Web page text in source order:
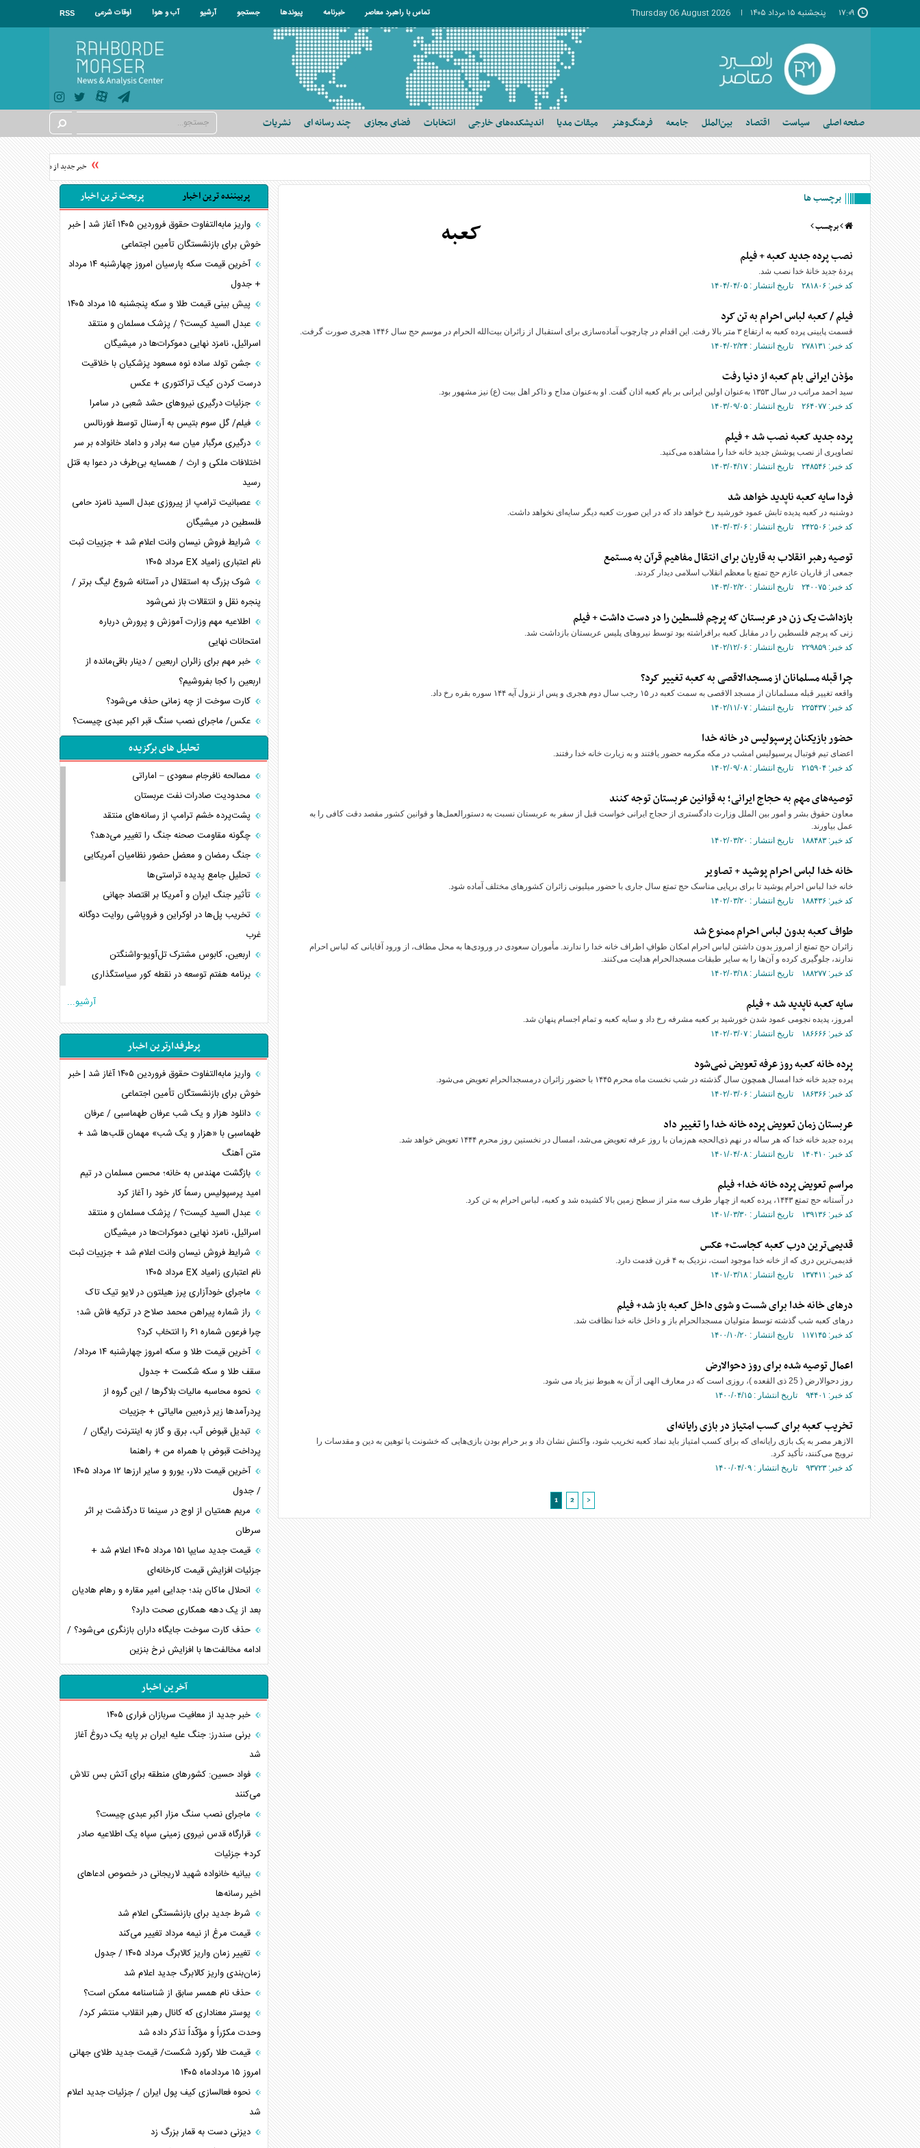
۱۷:۰۹ پنجشنبه ۱۵ مرداد ۱۴۰۵ Thursday 06 August 2026 تماس با راهبرد معاصر خبرنامه پیوندها جستجو آرشیو آب و هوا اوقات شرعی RSS
صفحه اصلی سیاست اقتصاد بین‌الملل جامعه فرهنگ‌وهنر میقات مدیا اندیشکده‌های خارجی انتخابات فضای مجازی چند رسانه ای نشریات
خبر جدید از معافیت سربازان فراری
برچسب ها
برچسب کعبه
نصب پرده جدید کعبه + فیلم
پردهٔ جدید خانهٔ خدا نصب شد.
کد خبر: ۲۸۱۸۰۶ تاریخ انتشار : ۱۴۰۴/۰۴/۰۵
فیلم / کعبه لباس احرام به تن کرد
قسمت پایینی پرده کعبه به ارتفاع ۳ متر بالا رفت. این اقدام در چارچوب آماده‌سازی برای استقبال از زائران بیت‌الله الحرام در موسم حج سال ۱۴۴۶ هجری صورت گرفت.
کد خبر: ۲۷۸۱۳۱ تاریخ انتشار : ۱۴۰۴/۰۲/۲۴
مؤذن ایرانی بام کعبه از دنیا رفت
سید احمد مراتب در سال ۱۳۵۳ به‌عنوان اولین ایرانی بر بام کعبه اذان گفت. او به‌عنوان مداح و ذاکر اهل بیت (ع) نیز مشهور بود.
کد خبر: ۲۶۴۰۷۷ تاریخ انتشار : ۱۴۰۳/۰۹/۰۵
پرده جدید کعبه نصب شد + فیلم
تصاویری از نصب پوشش جدید خانه خدا را مشاهده می‌کنید.
کد خبر: ۲۴۸۵۴۶ تاریخ انتشار : ۱۴۰۳/۰۴/۱۷
فردا سایه کعبه ناپدید خواهد شد
دوشنبه در کعبه پدیده تابش عمود خورشید رخ خواهد داد که در این صورت کعبه دیگر سایه‌ای نخواهد داشت.
کد خبر: ۲۴۲۵۰۶ تاریخ انتشار : ۱۴۰۳/۰۳/۰۶
توصیه رهبر انقلاب به قاریان برای انتقال مفاهیم قرآن به مستمع
جمعی از قاریان عازم حج تمتع با معظم انقلاب اسلامی دیدار کردند.
کد خبر: ۲۴۰۰۷۵ تاریخ انتشار : ۱۴۰۳/۰۲/۲۰
بازداشت یک زن در عربستان که پرچم فلسطین را در دست داشت + فیلم
زنی که پرچم فلسطین را در مقابل کعبه برافراشته بود توسط نیرو‌های پلیس عربستان بازداشت شد.
کد خبر: ۲۲۹۸۵۹ تاریخ انتشار : ۱۴۰۲/۱۲/۰۶
چرا قبله مسلمانان از مسجدالاقصی به کعبه تغییر کرد؟
واقعه تغییر قبله مسلمانان از مسجد الاقصی به سمت کعبه در ۱۵ رجب سال دوم هجری و پس از نزول آیه ۱۴۴ سوره بقره رخ داد.
کد خبر: ۲۲۵۴۳۷ تاریخ انتشار : ۱۴۰۲/۱۱/۰۷
حضور بازیکنان پرسپولیس در خانه خدا
اعضای تیم فوتبال پرسپولیس امشب در مکه مکرمه حضور یافتند و به زیارت خانه خدا رفتند.
کد خبر: ۲۱۵۹۰۴ تاریخ انتشار : ۱۴۰۲/۰۹/۰۸
توصیه‌های مهم به حجاج ایرانی؛ به قوانین عربستان توجه کنند
معاون حقوق بشر و امور بین الملل وزارت دادگستری از حجاج ایرانی خواست قبل از سفر به عربستان نسبت به دستورالعمل‌ها و قوانین کشور مقصد دقت کافی را به
عمل بیاورند.
کد خبر: ۱۸۸۴۸۳ تاریخ انتشار : ۱۴۰۲/۰۳/۲۰
خانه خدا لباس احرام پوشید + تصاویر
خانه خدا لباس احرام پوشید تا برای برپایی مناسک حج تمتع سال جاری با حضور میلیونی زائران کشورهای مختلف آماده شود.
کد خبر: ۱۸۸۴۳۶ تاریخ انتشار : ۱۴۰۲/۰۳/۲۰
طواف کعبه بدون لباس احرام ممنوع شد
زائران حج تمتع از امروز بدون داشتن لباس احرام امکان طوافِ اطراف خانه خدا را ندارند. مأموران سعودی در ورودی‌ها به محل مطاف، از ورود آقایانی که لباس احرام
ندارند، جلوگیری کرده و آن‌ها را به سایر طبقات مسجدالحرام هدایت می‌کنند.
کد خبر: ۱۸۸۲۷۷ تاریخ انتشار : ۱۴۰۲/۰۳/۱۸
سایه کعبه ناپدید شد + فیلم
امروز، پدیده نجومی عمود شدن خورشید بر کعبه مشرفه رخ داد و سایه کعبه و تمام اجسام پنهان شد.
کد خبر: ۱۸۶۶۶۶ تاریخ انتشار : ۱۴۰۲/۰۳/۰۷
پرده خانه کعبه روز عرفه تعویض نمی‌شود
پرده جدید خانه خدا امسال همچون سال گذشته در شب نخست ماه محرم ۱۴۴۵ با حضور زائران درمسجدالحرام تعویض می‌شود.
کد خبر: ۱۸۶۳۶۶ تاریخ انتشار : ۱۴۰۲/۰۳/۰۶
عربستان زمان تعویض پرده خانه خدا را تغییر داد
پرده جدید خانه خدا که هر ساله در نهم ذی‌الحجه هم‌زمان با روز عرفه تعویض می‌شد، امسال در نخستین روز محرم ۱۴۴۴ تعویض خواهد شد.
کد خبر: ۱۴۰۴۱۰ تاریخ انتشار : ۱۴۰۱/۰۴/۰۸
مراسم تعویض پرده خانه خدا+ فیلم
در آستانه حج تمتع ۱۴۴۳، پرده کعبه از چهار طرف سه متر از سطح زمین بالا کشیده شد و کعبه، لباس احرام به تن کرد.
کد خبر: ۱۳۹۱۳۶ تاریخ انتشار : ۱۴۰۱/۰۳/۳۰
قدیمی‌ترین درب کعبه کجاست+ عکس
قدیمی‌ترین دری که از خانه خدا موجود است، نزدیک به ۴ قرن قدمت دارد.
کد خبر: ۱۳۷۴۱۱ تاریخ انتشار : ۱۴۰۱/۰۳/۱۸
در‌های خانه خدا برای شست و شوی داخل کعبه باز شد+ فیلم
در‌های کعبه شب گذشته توسط متولیان مسجدالحرام باز و داخل خانه خدا نظافت شد.
کد خبر: ۱۱۷۱۴۵ تاریخ انتشار : ۱۴۰۰/۱۰/۲۰
اعمال توصیه شده برای روز دحوالارض
روز دحوالارض ( 25 ذی القعده )، روزی است که در معارف الهی از آن به هبوط نیز یاد می شود.
کد خبر: ۹۴۴۰۱ تاریخ انتشار : ۱۴۰۰/۰۴/۱۵
تخریب کعبه برای کسب امتیاز در بازی رایانه‌ای
الازهر مصر به یک بازی رایانه‌ای که برای کسب امتیاز باید نماد کعبه تخریب شود، واکنش نشان داد و بر حرام بودن بازی‌هایی که خشونت یا توهین به دین و مقدسات را
ترویج می‌کنند، تأکید کرد.
کد خبر: ۹۳۷۲۳ تاریخ انتشار : ۱۴۰۰/۰۴/۰۹
1 2 >
پربیننده ترین اخبار پربحث ترین اخبار
واریز مابه‌التفاوت حقوق فروردین ۱۴۰۵ آغاز شد | خبر
خوش برای بازنشستگان تأمین اجتماعی
آخرین قیمت سکه پارسیان امروز چهارشنبه ۱۴ مرداد
+ جدول
پیش بینی قیمت طلا و سکه پنجشنبه ۱۵ مرداد ۱۴۰۵
عبدل السید کیست؟ / پزشک مسلمان و منتقد
اسرائیل، نامزد نهایی دموکرات‌ها در میشیگان
جشن تولد ساده نوه مسعود پزشکیان با خلاقیت
درست کردن کیک تراکتوری + عکس
جزئیات درگیری نیرو‌های حشد شعبی در سامرا
فیلم/ گل سوم بتیس به آرسنال توسط فورنالس
درگیری مرگبار میان سه برادر و داماد خانواده بر سر
اختلافات ملکی و ارث / همسایه بی‌طرف در دعوا به قتل
رسید
عصبانیت ترامپ از پیروزی عبدل السید نامزد حامی
فلسطین در میشیگان
شرایط فروش نیسان وانت اعلام شد + جزییات ثبت
نام اعتباری زامیاد EX مرداد ۱۴۰۵
شوک بزرگ به استقلال در آستانه شروع لیگ برتر /
پنجره نقل و انتقالات باز نمی‌شود
اطلاعیه مهم وزارت آموزش و پرورش درباره
امتحانات نهایی
خبر مهم برای زائران اربعین / دینار باقی‌مانده از
اربعین را کجا بفروشیم؟
کارت سوخت از چه زمانی حذف می‌شود؟
عکس/ ماجرای نصب سنگ قبر اکبر عبدی چیست؟
تحلیل های برگزیده
مصالحه نافرجام سعودی – اماراتی
محدودیت صادرات نفت عربستان
پشت‌پرده خشم ترامپ از رسانه‌های منتقد
چگونه مقاومت صحنه جنگ را تغییر می‌دهد؟
جنگ رمضان و معضل حضور نظامیان آمریکایی
تحلیل جامع پدیده تراستی‌ها
تأثیر جنگ ایران و آمریکا بر اقتصاد جهانی
تخریب پل‌ها در اوکراین و فروپاشی روایت دوگانه
غرب
اربعین، کابوس مشترک تل‌آویو-واشنگتن
برنامه هفتم توسعه در نقطه کور سیاستگذاری
کنوانسیون دریای خزر در راستای منافع ملی است؟
اهمیت راهبردی اردن برای آمریکا
پیام، ظرفیت بالفعل‌نشده تجارت ایران
همسویی عربستان با سنتکام علیه متحدان ایران
ترامپ و توهم خلع سلاح حماس
چرا کویت به دنبال شریک امنیتی جدید است؟
اعتراف غرب به قدرت ایران در تثبیت معادلات
خطای راهبردی ترامپ مقابل برزیل
متن و حاشیه سفر نتانیاهو به آمریکا
آرشیو...
پرطرفدارترین اخبار
واریز مابه‌التفاوت حقوق فروردین ۱۴۰۵ آغاز شد | خبر
خوش برای بازنشستگان تأمین اجتماعی
دانلود هزار و یک شب عرفان طهماسبی / عرفان
طهماسبی با «هزار و یک شب» مهمان قلب‌ها شد +
متن آهنگ
بازگشت مهندس به خانه؛ محسن مسلمان در تیم
امید پرسپولیس رسماً کار خود را آغاز کرد
عبدل السید کیست؟ / پزشک مسلمان و منتقد
اسرائیل، نامزد نهایی دموکرات‌ها در میشیگان
شرایط فروش نیسان وانت اعلام شد + جزییات ثبت
نام اعتباری زامیاد EX مرداد ۱۴۰۵
ماجرای خودآزاری پرز هیلتون در لایو تیک تاک
راز شماره پیراهن محمد صلاح در ترکیه فاش شد؛
چرا فرعون شماره ۶۱ را انتخاب کرد؟
آخرین قیمت طلا و سکه امروز چهارشنبه ۱۴ مرداد/
سقف طلا و سکه شکست + جدول
نحوه محاسبه مالیات بلاگر‌ها / این گروه از
پردرآمد‌ها زیر ذره‌بین مالیاتی + جزییات
تبدیل قبوض آب، برق و گاز به اینترنت رایگان /
پرداخت قبوض با همراه من + راهنما
آخرین قیمت دلار، یورو و سایر ارز‌ها ۱۲ مرداد ۱۴۰۵
/ جدول
مریم همتیان از اوج در سینما تا درگذشت بر اثر
سرطان
قیمت جدید سایپا ۱۵۱ مرداد ۱۴۰۵ اعلام شد +
جزئیات افزایش قیمت کارخانه‌ای
انحلال ماکان بند؛ جدایی امیر مقاره و رهام هادیان
بعد از یک دهه همکاری صحت دارد؟
حذف کارت سوخت جایگاه داران بازنگری می‌شود؟ /
ادامه مخالفت‌ها با افزایش نرخ بنزین
آخرین اخبار
خبر جدید از معافیت سربازان فراری ۱۴۰۵
برنی سندرز: جنگ علیه ایران بر پایه یک دروغ آغاز
شد
فواد حسین: کشورهای منطقه برای آتش بس تلاش
می‌کنند
ماجرای نصب سنگ مزار اکبر عبدی چیست؟
قرارگاه قدس نیروی زمینی سپاه یک اطلاعیه صادر
کرد+ جزئیات
بیانیه خانواده شهید لاریجانی در خصوص ادعاهای
اخیر رسانه‌ها
شرط جدید برای بازنشستگی اعلام شد
قیمت مرغ از نیمه مرداد تغییر می‌کند
تغییر زمان واریز کالابرگ مرداد ۱۴۰۵ / جدول
زمان‌بندی واریز کالابرگ جدید اعلام شد
حذف نام همسر سابق از شناسنامه ممکن است؟
پوستر معناداری که کانال رهبر انقلاب منتشر کرد/
وحدت مکرّراً و مؤکّداً تذکر داده شد
قیمت طلا رکورد شکست/ قیمت جدید طلای جهانی
امروز ۱۵ مردادماه ۱۴۰۵
نحوه فعالسازی کیف پول ایران / جزئیات جدید اعلام
شد
دیزنی دست به قمار بزرگ زد